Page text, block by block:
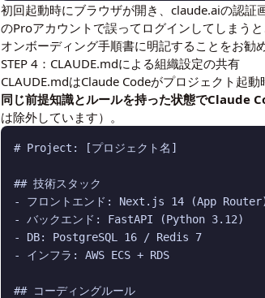
初回起動時にブラウザが開き、claude.aiの認証
のProアカウントで誤ってログインしてしまう
オンボーディング手順書に明記することをお勧
STEP 4：CLAUDE.mdによる組織設定の共有
CLAUDE.mdはClaude Codeがプロジェクト起
同じ前提知識とルールを持った状態でClaude
は除外しています）。
# Project: [プロジェクト名]
## 技術スタック
- フロントエンド: Next.js 14 (App
- バックエンド: FastAPI (Python 3.12)
- DB: PostgreSQL 16 / Redis 7
- インフラ: AWS ECS + RDS
## コーディングルール